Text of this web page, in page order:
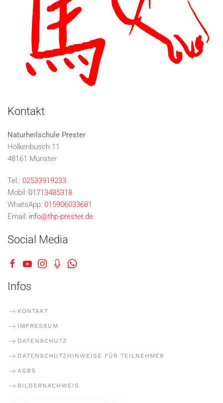
Kontakt
Naturheilschule Prester
Hölkenbusch 11
48161 Münster
Tel.: 02533919233
Mobil: 01713485318
WhatsApp: 015906033681
Email: info@thp-prester.de
Social Media
Infos
KONTAKT
IMPRESSUM
DATENSCHUTZ
DATENSCHUTZHINWEISE FÜR TEILNEHMER
AGBS
BILDERNACHWEIS